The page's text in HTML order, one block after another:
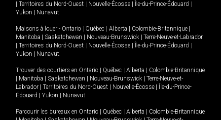
Territoires du Nord-Ouest Nouvelle-Écosse Île-du-Prince-Édouard
Yukon
Nunavut.
Maisons à louer - Ontario Québec Alberta Colombie-Britannique
Manitoba
Saskatchewan Nouveau-Brunswick
Terre-Neuve-et-Labrador
Territoires du Nord-Ouest Nouvelle-Écosse Île-du-Prince-Édouard
Yukon
Nunavut.
Trouver des courtiers en Ontario Québec Alberta
Colombie-Britannique
Manitoba Saskatchewan Nouveau-Brunswick
Terre-Neuve-et-
Labrador
Territoires du Nord-Ouest Nouvelle-Écosse
Île-du-Prince-
Édouard
Yukon Nunavut
Parcourir les bureaux en Ontario Québec Alberta
Colombie-Britannique